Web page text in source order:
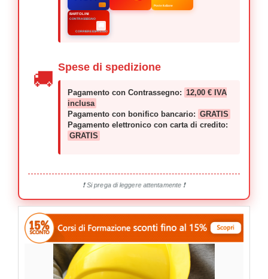
Poste Italiane
BARTOLINI
CONTRASSEGNO
CORRIERE ESPRESSO
🚚
🚚
Spese di spedizione
Pagamento con Contrassegno: 12,00 € IVA
inclusa
Pagamento con bonifico bancario: GRATIS
Pagamento elettronico con carta di credito:
GRATIS
❗ Si prega di leggere attentamente ❗